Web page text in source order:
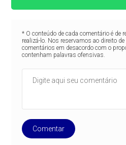
* O conteúdo de cada comentário é de
realizá-lo. Nos reservamos ao direito
comentários em desacordo com o
contenham palavras ofensivas.
Comentar